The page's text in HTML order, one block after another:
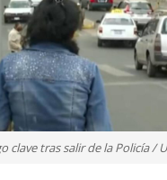
clave tras salir de la Policía /